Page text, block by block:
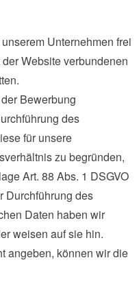
Unternehmen frei
Website verbundenen
Bewerbung
des
für unsere
zu begründen,
Art. 88 Abs. 1 DSGVO
Durchführung des
Daten haben wir
weisen auf sie hin.
angeben, können wir die